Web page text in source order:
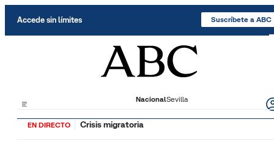
Accede sin límites Suscríbete a ABC
NacionalSevilla
EN DIRECTO Crisis migratoria